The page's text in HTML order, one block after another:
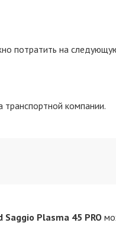
потратить на
транспортной компании.
Saggio Plasma 45 PRO